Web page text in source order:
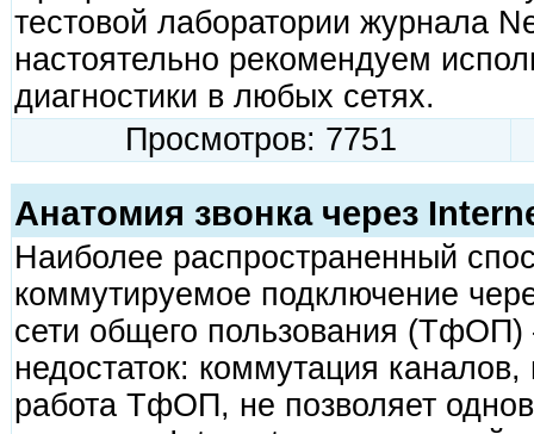
тестовой лаборатории журнала
настоятельно рекомендуем
диагностики в любых сетях.
Просмотров: 7751
Анатомия звонка через
Наиболее распространенный
коммутируемое подключение
сети общего пользования
недостаток: коммутация
работа ТфОП, не позволяет